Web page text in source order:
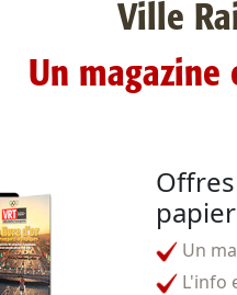
Ville
Un
papier
Un
L'info